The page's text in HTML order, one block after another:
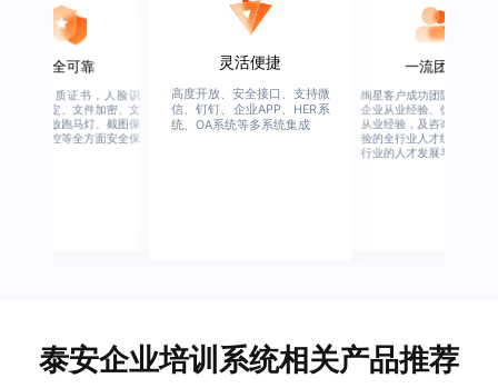
安全可靠
业权威资质证书，人脸识
、设备绑定、文件加密、文
水印、播放跑马灯、截图保
、权限管控等全方面安全保
灵活便捷
高度开放、安全接口、支持微
信、钉钉、企业APP、HER系
统、OA系统等多系统集成
一流团队
绚星客户成功团队，由有多
企业从业经验、优秀培训机
从业经验，及咨询公司从业
验的全行业人才组成，涉猎
行业的人才发展与培养模块
泰安企业培训系统相关产品推荐